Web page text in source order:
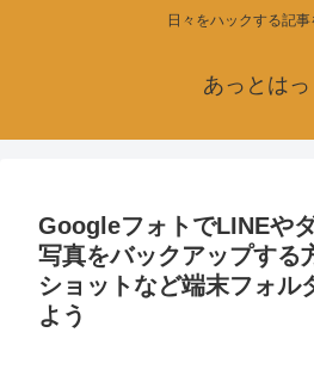
日々をハックする記事
あっとはっ
GoogleフォトでLINEや
写真をバックアップする
ショットなど端末フォル
よう